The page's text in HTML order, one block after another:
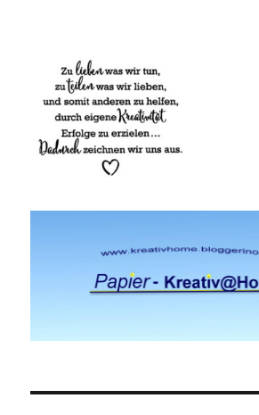
Stempel, Stanze und